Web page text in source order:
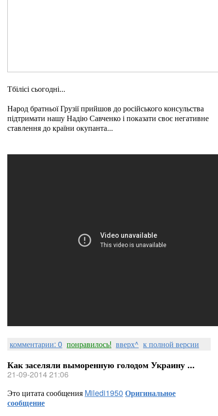
Тбілісі сьогодні...
Народ братньої Грузії прийшов до російського консульства
підтримати нашу Надію Савченко і показати своє негативне
ставлення до країни окупанта...
комментарии: 0 понравилось! вверх^ к полной версии
Как заселяли выморенную голодом Украину ...
21-09-2014 21:06
Это цитата сообщения Miledi1950 Оригинальное
сообщение